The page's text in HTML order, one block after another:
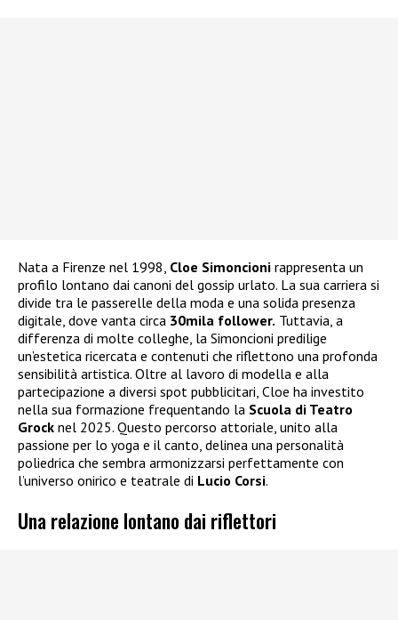
Nata a Firenze nel 1998, Cloe Simoncioni rappresenta un
profilo lontano dai canoni del gossip urlato. La sua carriera si
divide tra le passerelle della moda e una solida presenza
digitale, dove vanta circa 30mila follower. Tuttavia, a
differenza di molte colleghe, la Simoncioni predilige
un’estetica ricercata e contenuti che riflettono una profonda
sensibilità artistica. Oltre al lavoro di modella e alla
partecipazione a diversi spot pubblicitari, Cloe ha investito
nella sua formazione frequentando la Scuola di Teatro
Grock nel 2025. Questo percorso attoriale, unito alla
passione per lo yoga e il canto, delinea una personalità
poliedrica che sembra armonizzarsi perfettamente con
l’universo onirico e teatrale di Lucio Corsi.
Una relazione lontano dai riflettori